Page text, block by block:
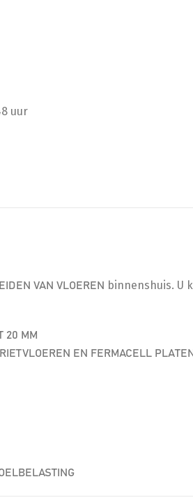
uur
VAN VLOEREN binnenshuis. U
20 MM
EN FERMACELL PLATEN